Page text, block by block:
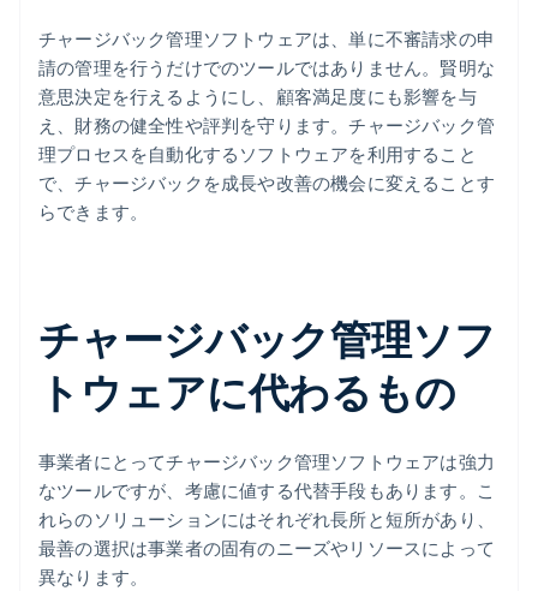
チャージバック管理ソフトウェアは、単に不審請求の申
請の管理を行うだけでのツールではありません。賢明な
意思決定を行えるようにし、顧客満足度にも影響を与
え、財務の健全性や評判を守ります。チャージバック管
理プロセスを自動化するソフトウェアを利用すること
で、チャージバックを成長や改善の機会に変えることす
らできます。
チャージバック管理ソフ
トウェアに代わるもの
事業者にとってチャージバック管理ソフトウェアは強力
なツールですが、考慮に値する代替手段もあります。こ
れらのソリューションにはそれぞれ長所と短所があり、
最善の選択は事業者の固有のニーズやリソースによって
異なります。